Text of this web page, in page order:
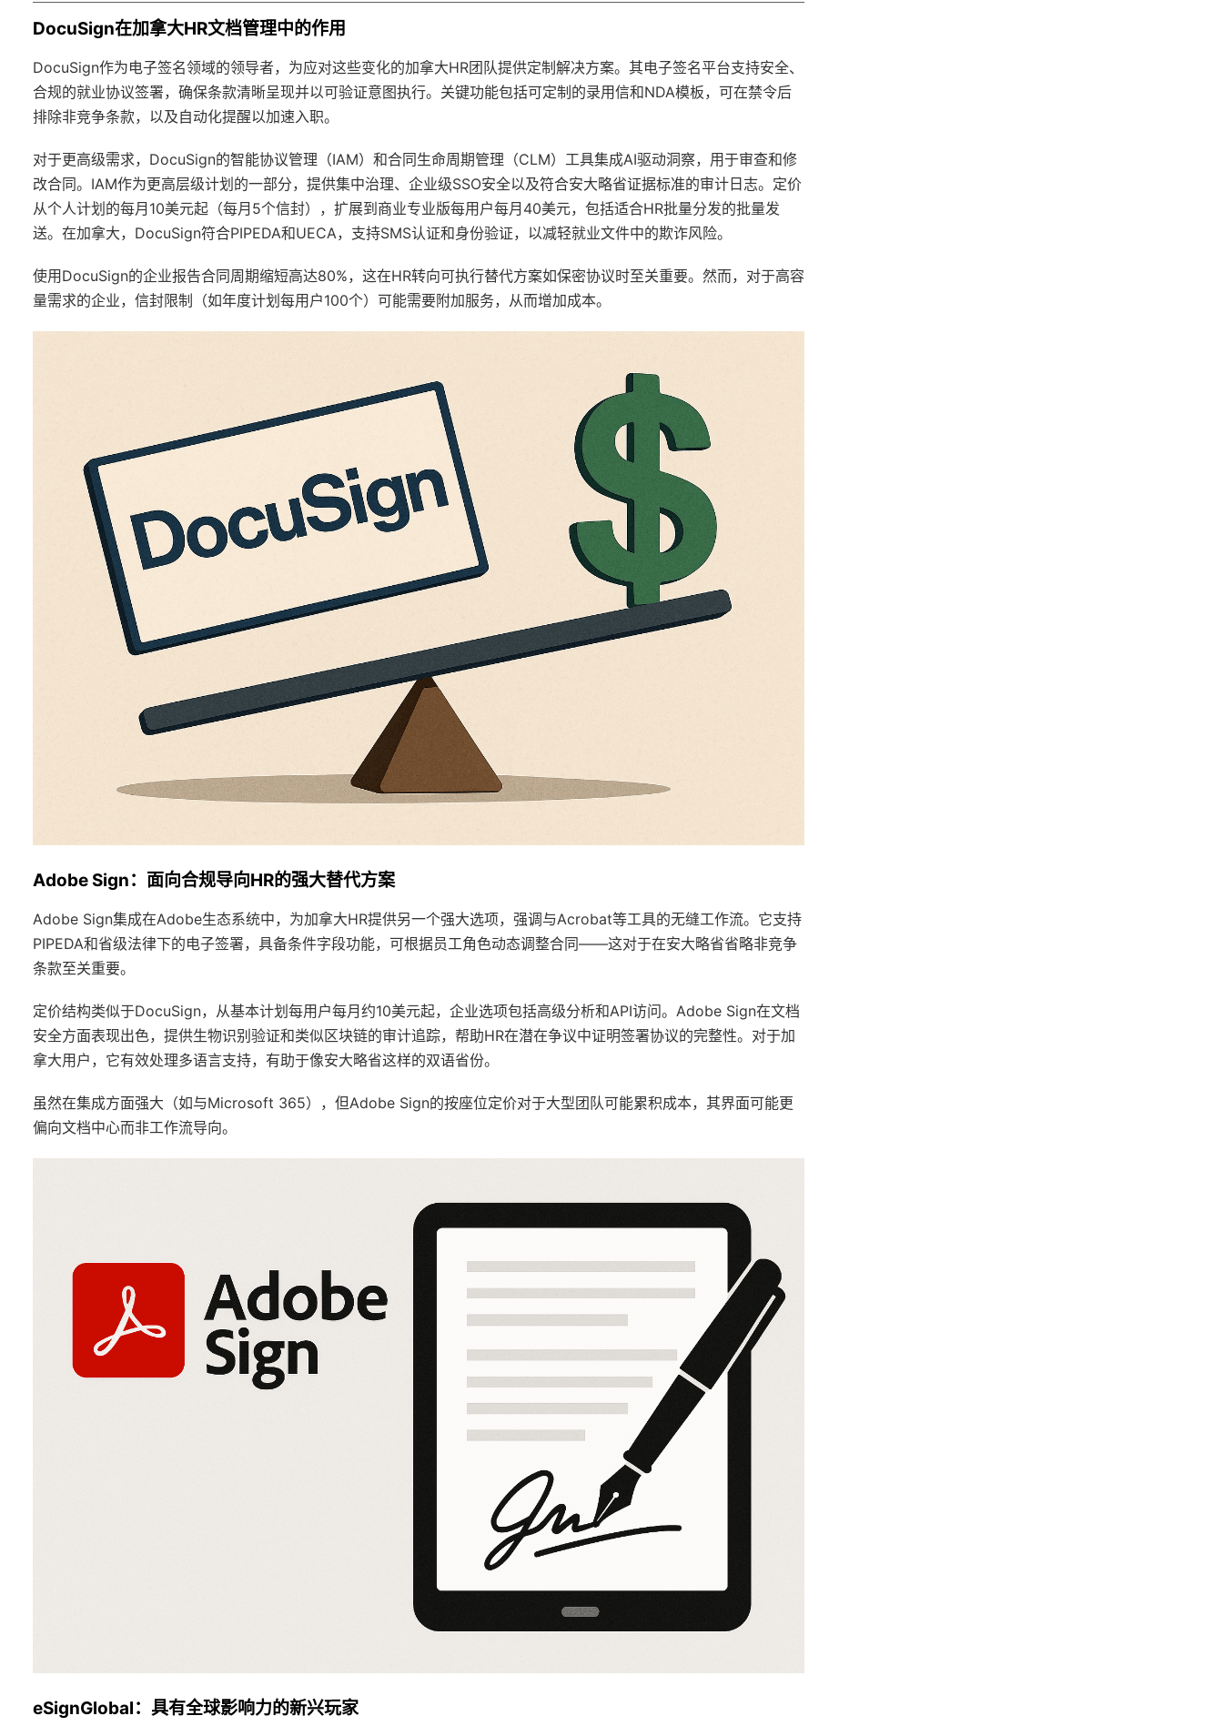
DocuSign在加拿大HR文档管理中的作用
DocuSign作为电子签名领域的领导者，为应对这些变化的加拿大HR团队提供定制解决方案。其电子签名平台支持安全、
合规的就业协议签署，确保条款清晰呈现并以可验证意图执行。关键功能包括可定制的录用信和NDA模板，可在禁令后
排除非竞争条款，以及自动化提醒以加速入职。
对于更高级需求，DocuSign的智能协议管理（IAM）和合同生命周期管理（CLM）工具集成AI驱动洞察，用于审查和修
改合同。IAM作为更高层级计划的一部分，提供集中治理、企业级SSO安全以及符合安大略省证据标准的审计日志。定价
从个人计划的每月10美元起（每月5个信封），扩展到商业专业版每用户每月40美元，包括适合HR批量分发的批量发
送。在加拿大，DocuSign符合PIPEDA和UECA，支持SMS认证和身份验证，以减轻就业文件中的欺诈风险。
使用DocuSign的企业报告合同周期缩短高达80%，这在HR转向可执行替代方案如保密协议时至关重要。然而，对于高容
量需求的企业，信封限制（如年度计划每用户100个）可能需要附加服务，从而增加成本。
Adobe Sign：面向合规导向HR的强大替代方案
Adobe Sign集成在Adobe生态系统中，为加拿大HR提供另一个强大选项，强调与Acrobat等工具的无缝工作流。它支持
PIPEDA和省级法律下的电子签署，具备条件字段功能，可根据员工角色动态调整合同——这对于在安大略省省略非竞争
条款至关重要。
定价结构类似于DocuSign，从基本计划每用户每月约10美元起，企业选项包括高级分析和API访问。Adobe Sign在文档
安全方面表现出色，提供生物识别验证和类似区块链的审计追踪，帮助HR在潜在争议中证明签署协议的完整性。对于加
拿大用户，它有效处理多语言支持，有助于像安大略省这样的双语省份。
虽然在集成方面强大（如与Microsoft 365），但Adobe Sign的按座位定价对于大型团队可能累积成本，其界面可能更
偏向文档中心而非工作流导向。
eSignGlobal：具有全球影响力的新兴玩家